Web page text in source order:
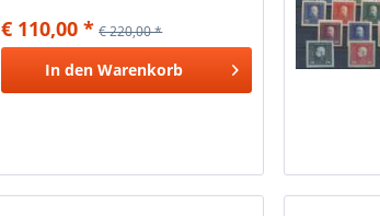
€ 110,00 * € 220,00 *
In den Warenkorb